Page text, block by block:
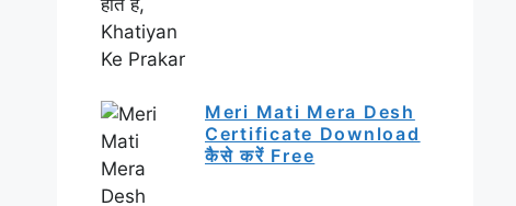
Meri Mati Mera Desh
Certificate Download
कैसे करें Free